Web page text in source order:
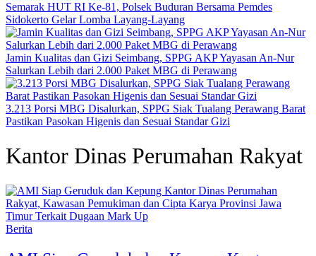
Semarak HUT RI Ke-81, Polsek Buduran Bersama Pemdes
Sidokerto Gelar Lomba Layang-Layang
Jamin Kualitas dan Gizi Seimbang, SPPG AKP Yayasan An-Nur
Salurkan Lebih dari 2.000 Paket MBG di Perawang
3.213 Porsi MBG Disalurkan, SPPG Siak Tualang Perawang Barat
Pastikan Pasokan Higenis dan Sesuai Standar Gizi
Kantor Dinas Perumahan Rakyat
Berita